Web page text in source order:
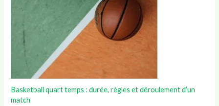
Basketball quart temps : durée, règles et déroulement d’un
match